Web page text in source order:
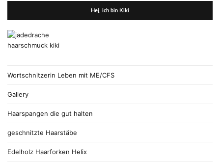
Hej, ich bin Kiki
Wortschnitzerin Leben mit ME/CFS
Gallery
Haarspangen die gut halten
geschnitzte Haarstäbe
Edelholz Haarforken Helix